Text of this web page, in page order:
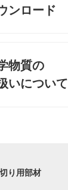
ンロード
物質の
いについて
り用部材